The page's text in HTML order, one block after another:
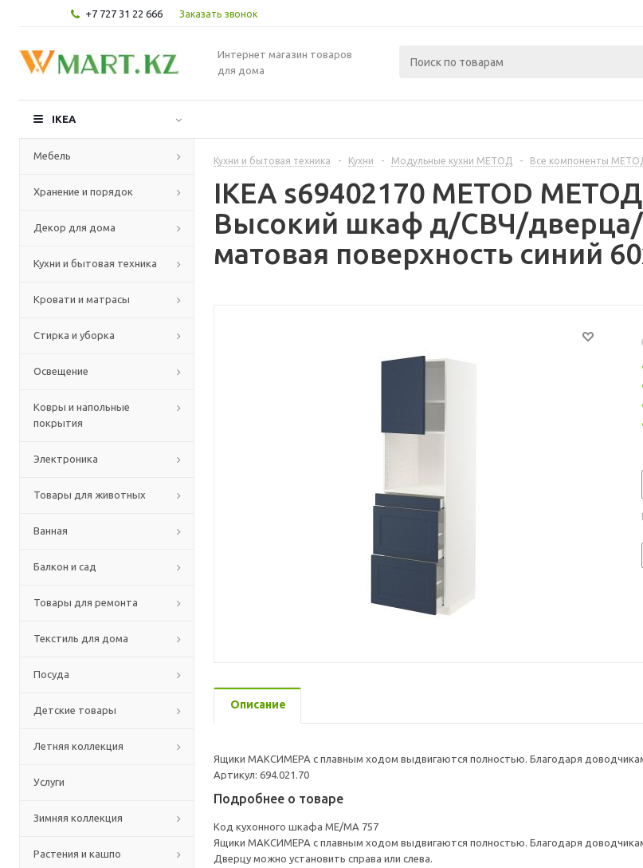
+7 727 31 22 666 Заказать звонок
Интернет магазин товаров
для дома
IKEA
Мебель
Хранение и порядок
Декор для дома
Кухни и бытовая техника
Кровати и матрасы
Стирка и уборка
Освещение
Ковры и напольные
покрытия
Электроника
Товары для животных
Ванная
Балкон и сад
Товары для ремонта
Текстиль для дома
Посуда
Детские товары
Летняя коллекция
Услуги
Зимняя коллекция
Растения и кашпо
Кухни и бытовая техника - Кухни - Модульные кухни МЕТОД - Все компоненты
IKEA s69402170 METOD
Высокий шкаф д/СВЧ/
матовая поверхность синий
Описание
Ящики МАКСИМЕРА с плавным ходом выдвигаются полностью. Благодаря
Артикул: 694.021.70
Подробнее о товаре
Код кухонного шкафа ME/MA 757
Ящики МАКСИМЕРА с плавным ходом выдвигаются полностью. Благодаря
Дверцу можно установить справа или слева.